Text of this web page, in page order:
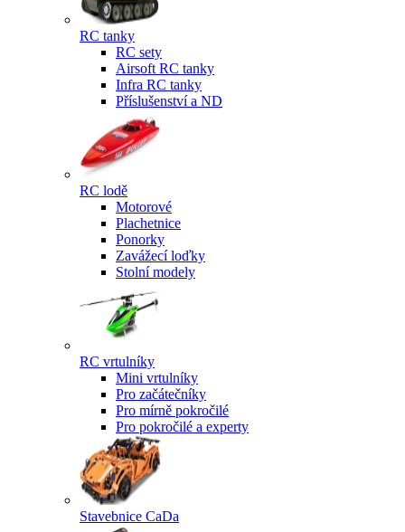
RC tanky
RC sety
Airsoft RC tanky
Infra RC tanky
Příslušenství a ND
RC lodě
Motorové
Plachetnice
Ponorky
Zavážecí loďky
Stolní modely
RC vrtulníky
Mini vrtulníky
Pro začátečníky
Pro mírně pokročilé
Pro pokročilé a experty
Stavebnice CaDa